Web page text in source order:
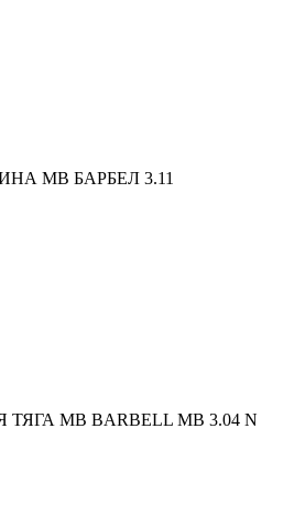
MB БАРБЕЛ 3.11
MB BARBELL MB 3.04 N